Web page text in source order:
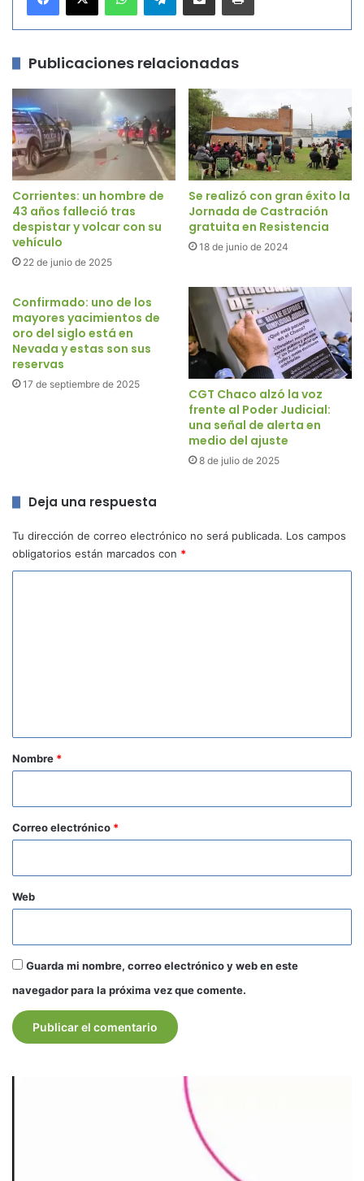
Publicaciones relacionadas
Corrientes: un hombre de
43 años falleció tras
despistar y volcar con su
vehículo
22 de junio de 2025
Se realizó con gran éxito la
Jornada de Castración
gratuita en Resistencia
18 de junio de 2024
Confirmado: uno de los
mayores yacimientos de
oro del siglo está en
Nevada y estas son sus
reservas
17 de septiembre de 2025
CGT Chaco alzó la voz
frente al Poder Judicial:
una señal de alerta en
medio del ajuste
8 de julio de 2025
Deja una respuesta
Tu dirección de correo electrónico no será publicada. Los campos
obligatorios están marcados con *
r
o
*
Nombre *
Correo electrónico *
Web
Guarda mi nombre, correo electrónico y web en este
navegador para la próxima vez que comente.